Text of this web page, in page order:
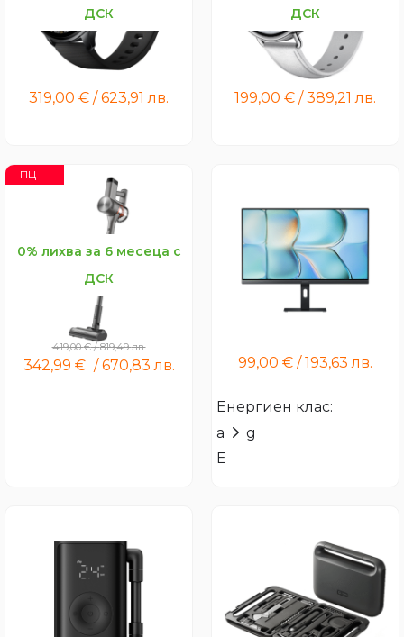
ДСК
Xiaomi Watch 5
319,00 € /623,91лв.
ДСК
Xiaomi Watch S4 41mm
Leather Strap
199,00 € /389,21лв.
ПЦ
0% лихва за 6 месеца с
ДСК
Xiaomi Vacuum Cleaner
G30 Max
419,00€/819,49лв.
342,99 € /670,83лв.
Xiaomi Monitor A24i 2026
99,00 € /193,63лв.
Енергиен клас:
a
g
E